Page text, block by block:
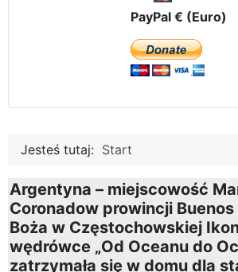
PayPal € (Euro)
Jesteś tutaj: Start
Argentyna – miejscowość
Coronadow prowincji
Boża w Częstochowskiej
wędrówce „Od Oceanu do
zatrzymała się w domu dla